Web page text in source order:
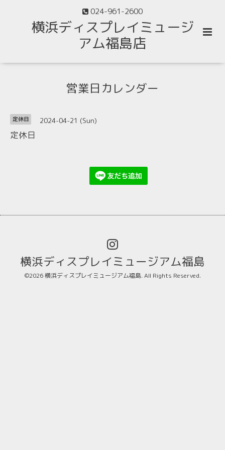
024-961-2600
横浜ディスプレイミュージ
アム福島店
営業日カレンダー
定休日 2024-04-21 (Sun)
定休日
横浜ディスプレイミュージアム福島
©2026横浜ディスプレイミュージアム福島. All Rights Reserved.